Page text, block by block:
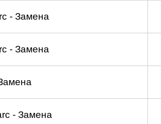
- Замена
- Замена
- Замена